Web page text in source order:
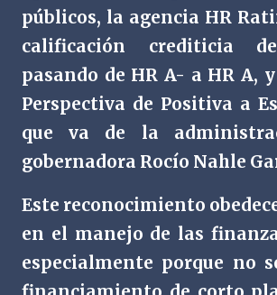
públicos, la agencia HR
calificación crediticia
pasando de HR A- a HR A,
Perspectiva de Positiva a
que va de la
gobernadora Rocío Nahle
Este reconocimiento
en el manejo de las
especialmente porque no